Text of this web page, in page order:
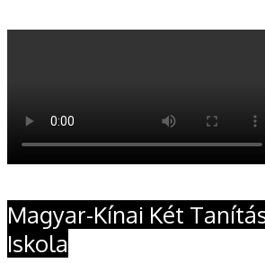
Magyar-Kínai Két
Iskola